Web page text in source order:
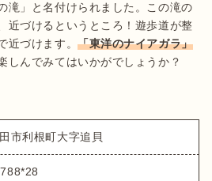
滝」と名付けられました。この滝の
近づけるというところ！遊歩道が整
近づけます。「東洋のナイアガラ」
しんでみてはいかがでしょうか？
市利根町大字追貝